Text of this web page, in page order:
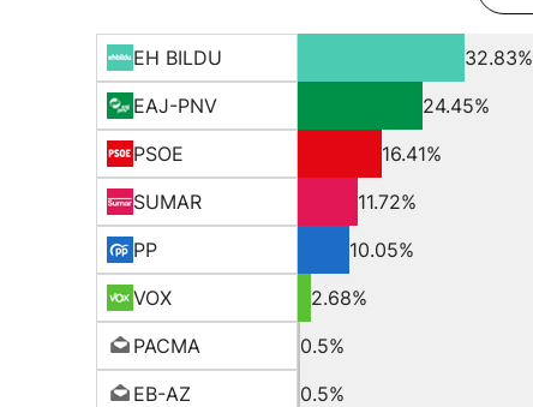
EH BILDU
32.83%
EAJ-PNV
24.45%
PSOE
16.41%
SUMAR
11.72%
PP
10.05%
VOX
2.68%
PACMA
0.5%
EB-AZ
0.5%